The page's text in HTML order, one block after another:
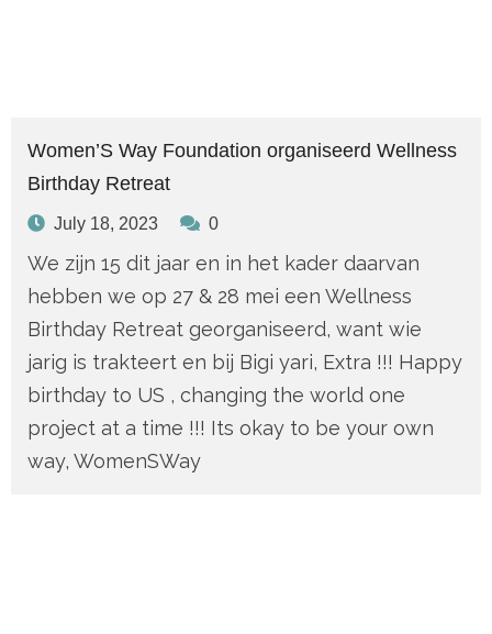
Women’S Way Foundation organiseerd Wellness
Birthday Retreat
July 18, 2023 0
We zijn 15 dit jaar en in het kader daarvan
hebben we op 27 & 28 mei een Wellness
Birthday Retreat georganiseerd, want wie
jarig is trakteert en bij Bigi yari, Extra !!! Happy
birthday to US , changing the world one
project at a time !!! Its okay to be your own
way, WomenSWay